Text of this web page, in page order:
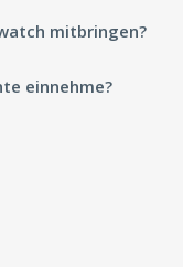
mitbringen?
einnehme?